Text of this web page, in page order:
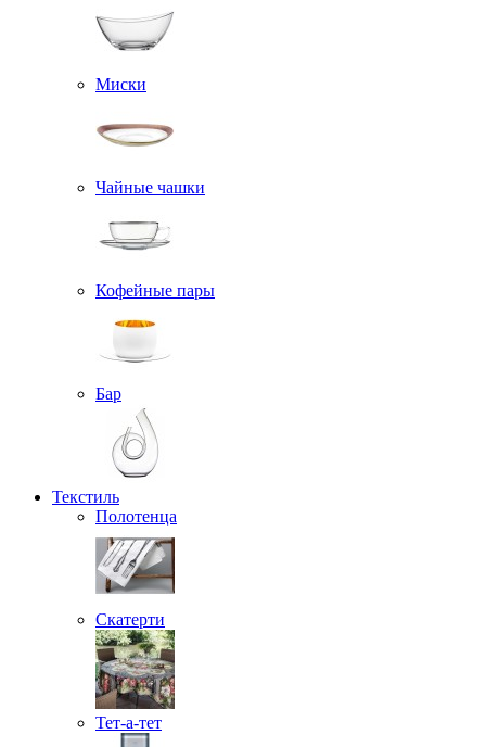
Миски
Чайные чашки
Кофейные пары
Бар
Текстиль
Полотенца
Скатерти
Тет-а-тет